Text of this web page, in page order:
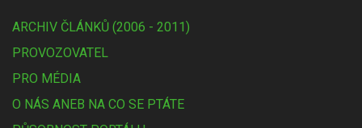
ARCHIV ČLÁNKŮ (2006 - 2011)
PROVOZOVATEL
PRO MÉDIA
O NÁS ANEB NA CO SE PTÁTE